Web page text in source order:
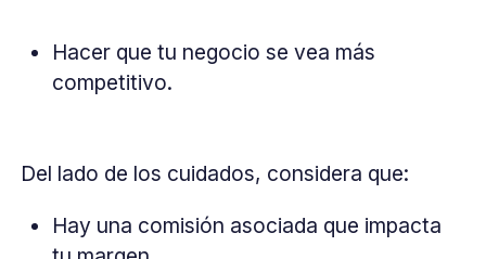
Hacer que tu negocio se vea más
competitivo.
Del lado de los cuidados, considera que:
Hay una comisión asociada que impacta